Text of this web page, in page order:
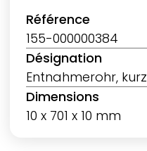
Référence
155-000000384
Désignation
Entnahmerohr, kurz
Dimensions
10 x 701 x 10 mm